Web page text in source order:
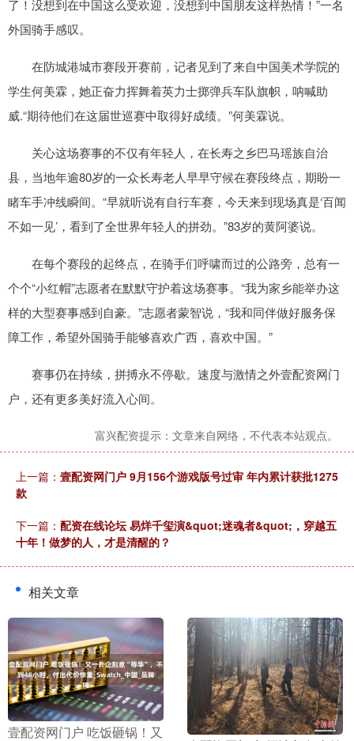
了！没想到在中国这么受欢迎，没想到中国朋友这样热情！”一名
外国骑手感叹。
在防城港城市赛段开赛前，记者见到了来自中国美术学院的
学生何美霖，她正奋力挥舞着英力士掷弹兵车队旗帜，呐喊助
威.“期待他们在这届世巡赛中取得好成绩。”何美霖说。
关心这场赛事的不仅有年轻人，在长寿之乡巴马瑶族自治
县，当地年逾80岁的一众长寿老人早早守候在赛段终点，期盼一
睹车手冲线瞬间。“早就听说有自行车赛，今天来到现场真是‘百闻
不如一见’，看到了全世界年轻人的拼劲。”83岁的黄阿婆说。
在每个赛段的起终点，在骑手们呼啸而过的公路旁，总有一
个个“小红帽”志愿者在默默守护着这场赛事。“我为家乡能举办这
样的大型赛事感到自豪。”志愿者蒙智说，“我和同伴做好服务保
障工作，希望外国骑手能够喜欢广西，喜欢中国。”
赛事仍在持续，拼搏永不停歇。速度与激情之外壹配资网门
户，还有更多美好流入心间。
富兴配资提示：文章来自网络，不代表本站观点。
上一篇： 壹配资网门户 9月156个游戏版号过审 年内累计获批1275
款
下一篇： 配资在线论坛 易烊千玺演&quot;迷魂者&quot;，穿越五
十年！做梦的人，才是清醒的？
相关文章
​壹配资网门户 吃饭砸锅！又